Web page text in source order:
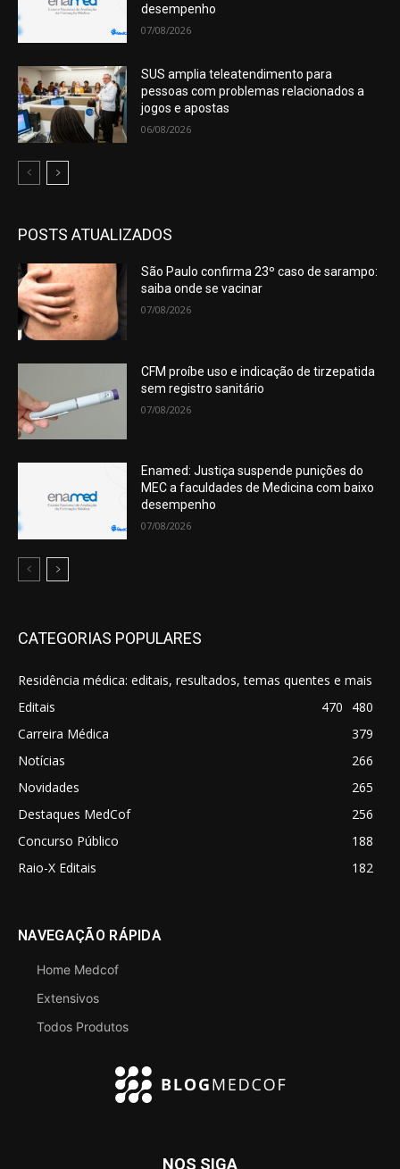
desempenho
07/08/2026
SUS amplia teleatendimento para
pessoas com problemas relacionados a
jogos e apostas
06/08/2026
POSTS ATUALIZADOS
São Paulo confirma 23º caso de sarampo:
saiba onde se vacinar
07/08/2026
CFM proíbe uso e indicação de tirzepatida
sem registro sanitário
07/08/2026
Enamed: Justiça suspende punições do
MEC a faculdades de Medicina com baixo
desempenho
07/08/2026
CATEGORIAS POPULARES
Residência médica: editais, resultados, temas quentes e mais
480
Editais
470
Carreira Médica
379
Notícias
266
Novidades
265
Destaques MedCof
256
Concurso Público
188
Raio-X Editais
182
NAVEGAÇÃO RÁPIDA
Home Medcof
Extensivos
Todos Produtos
NOS SIGA